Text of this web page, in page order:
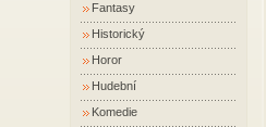
Fantasy
Historický
Horor
Hudební
Komedie